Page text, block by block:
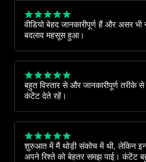
वीडियो बेहद जानकारीपूर्ण हैं और असर
बदलाव महसूस हुआ।
बहुत विस्तार से और जानकारीपूर्ण तरीके
कंटेंट देते रहें।
शुरुआत में मैं थोड़ी संकोच में थी, लेकिन
अपने रिश्ते को बेहतर समझ पाई। कंटेंट